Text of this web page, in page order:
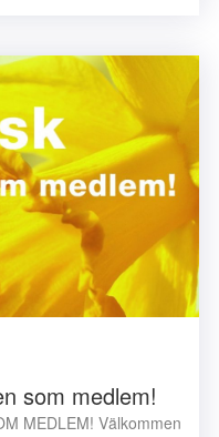
som medlem!
MEDLEM! Välkommen